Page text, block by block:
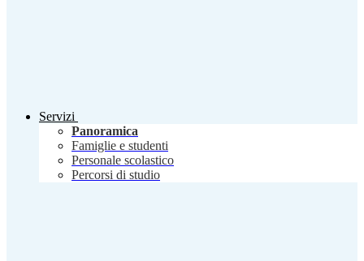
Servizi
Panoramica
Famiglie e studenti
Personale scolastico
Percorsi di studio